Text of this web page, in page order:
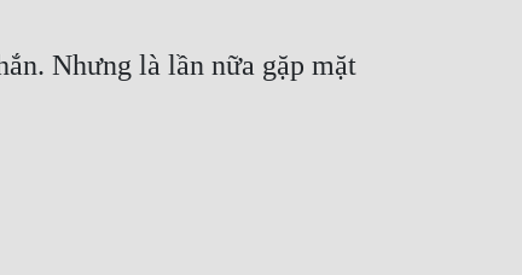
Nhưng là lần nữa gặp mặt